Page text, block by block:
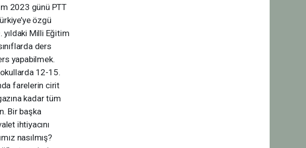
2023 günü PTT
özgü
yıldaki Milli Eğitim
ders
yapabilmek.
12-15.
farelerin cirit
kadar tüm
Bir başka
ihtiyacını
nasılmış?